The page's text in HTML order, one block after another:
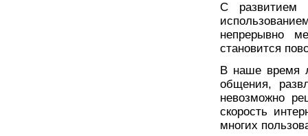
С развитием
непрерывно
становится
В наше время
общения,
невозможно
скорость
многих